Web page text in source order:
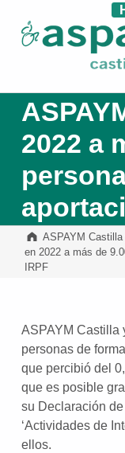
2022 a
ASPAYM Castilla
en 2022 a más de
IRPF
ASPAYM Castilla
personas de
que percibió del
que es posible
su Declaración
‘Actividades de
ellos.